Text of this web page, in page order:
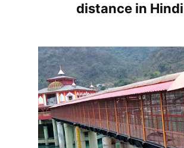
distance in Hindi |